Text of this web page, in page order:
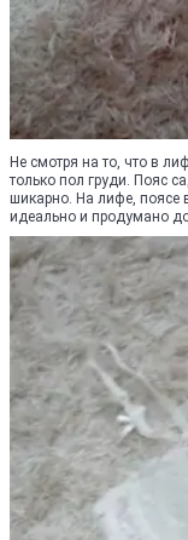
Не смотря на то, что в
только пол груди. Пояс
шикарно. На лифе, поясе
идеально и продумано